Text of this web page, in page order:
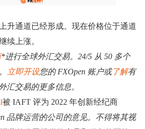
升通道已经形成。现在价格位于通道
续上涨。
*进行全球外汇交易。24/5 从 50 多个
立即开设您的 FXOpen 账户或了解有
汇交易的更多信息。
被 IAFT 评为 2022 年创新经纪商
品牌运营的公司的意见。不得将其视